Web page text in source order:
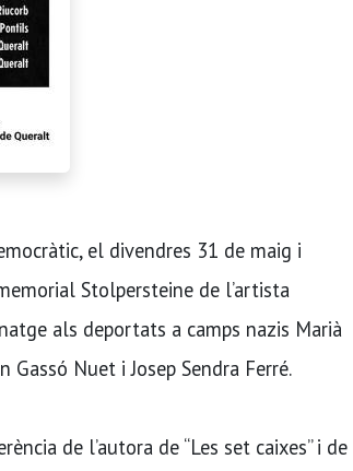
el divendres 31 de maig i
Stolpersteine de l’artista
als deportats a camps nazis Marià
Gassó Nuet i Josep Sendra Ferré.
de l’autora de “Les set caixes” i de